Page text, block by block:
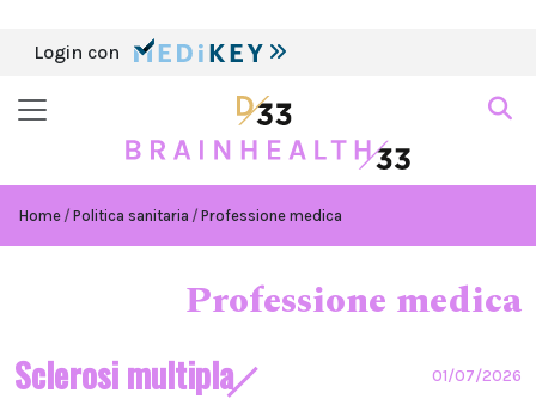
Login con
Home Politica sanitaria Professione medica
Professione medica
Sclerosi multipla 01/07/2026